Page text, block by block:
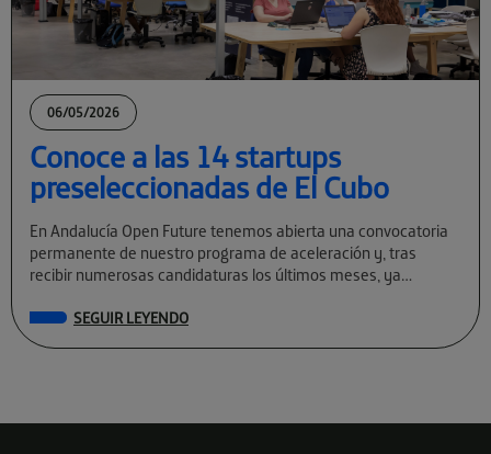
06/05/2026
Conoce a las 14 startups
preseleccionadas de El Cubo
En Andalucía Open Future tenemos abierta una convocatoria
permanente de nuestro programa de aceleración y, tras
recibir numerosas candidaturas los últimos meses, ya
SEGUIR LEYENDO